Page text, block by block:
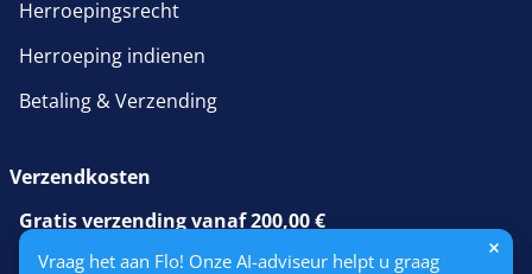
Vraag het aan Flo! Onze AI-adviseur helpt u graag
Herroepingsrecht
Herroeping indienen
Betaling & Verzending
Verzendkosten
Gratis verzending vanaf 200,00 €
anders 16,50 € verzendkosten (NL)